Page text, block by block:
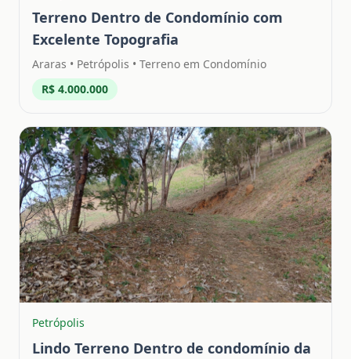
Terreno Dentro de Condomínio com
Excelente Topografia
Araras • Petrópolis • Terreno em Condomínio
R$ 4.000.000
Petrópolis
Lindo Terreno Dentro de condomínio da